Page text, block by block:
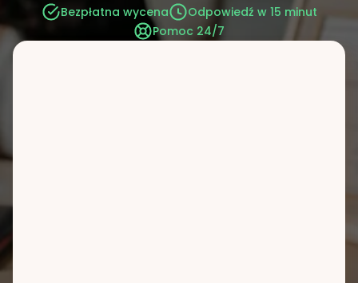
Bezpłatna wycena
Odpowiedź w 15 minut
Pomoc 24/7